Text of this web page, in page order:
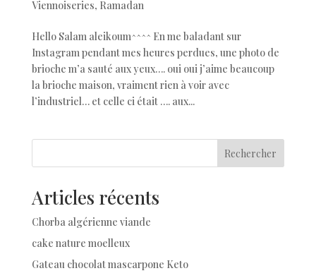
Viennoiseries, Ramadan
Hello Salam aleikoum^^^^ En me baladant sur
Instagram pendant mes heures perdues, une photo de
brioche m’a sauté aux yeux…. oui oui j’aime beaucoup
la brioche maison, vraiment rien à voir avec
l’industriel… et celle ci était …. aux...
Rechercher
Articles récents
Chorba algérienne viande
cake nature moelleux
Gateau chocolat mascarpone Keto